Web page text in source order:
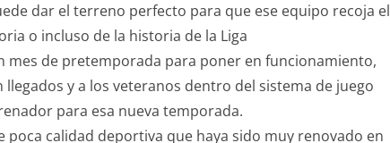
dar el terreno perfecto para que ese equipo recoja el
o incluso de la historia de la Liga
mes de pretemporada para poner en funcionamiento,
y a los veteranos dentro del sistema de juego
para esa nueva temporada.
calidad deportiva que haya sido muy renovado en